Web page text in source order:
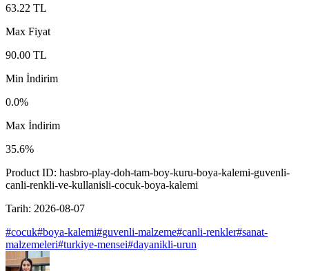
63.22 TL
Max Fiyat
90.00 TL
Min İndirim
0.0%
Max İndirim
35.6%
Product ID: hasbro-play-doh-tam-boy-kuru-boya-kalemi-guvenli-
canli-renkli-ve-kullanisli-cocuk-boya-kalemi
Tarih: 2026-08-07
#cocuk#boya-kalemi#guvenli-malzeme#canli-renkler#sanat-
malzemeleri#turkiye-mensei#dayanikli-urun